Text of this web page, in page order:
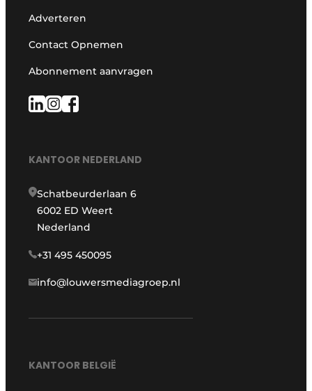
Adverteren
Contact Opnemen
Abonnement aanvragen
KANTOOR NEDERLAND
Schatbeurderlaan 6
6002 ED Weert
Nederland
+31 495 450095
info@louwersmediagroep.nl
KANTOOR BELGIË